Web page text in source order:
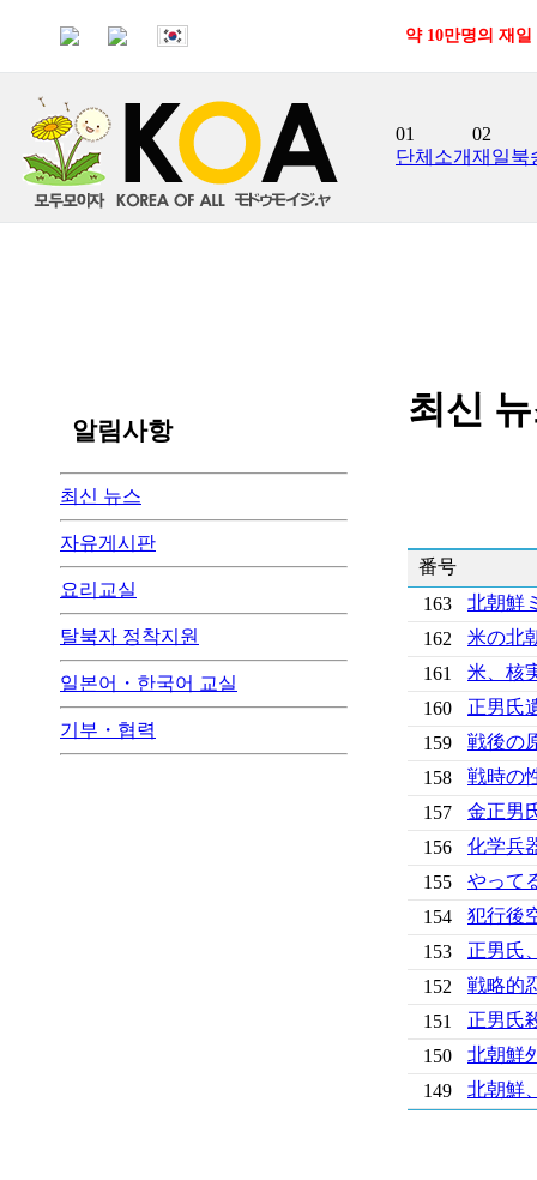
약 10만명의 재
01
단체소개
02
재일북
알림사항
최신 뉴스
자유게시판
요리교실
탈북자 정착지원
일본어・한국어 교실
기부・협력
최신
番号
163
北朝鮮
162
米の北
161
米、核
160
正男氏
159
戦後の
158
戦時の
157
金正男
156
化学兵
155
やって
154
犯行後
153
正男氏
152
戦略的
151
正男氏
150
北朝
149
北朝鮮